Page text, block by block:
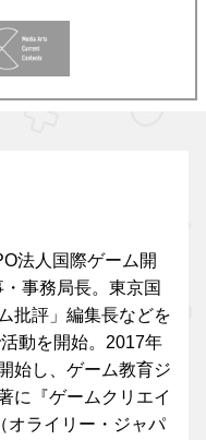
法人国際ゲーム開
事務局長。東京国
批評」編集長などを
動を開始。2017年
始し、ゲーム教育ジ
に『ゲームクリエイ
オライリー・ジャパ